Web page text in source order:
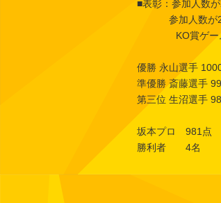
■表彰：参加人数
参加人数が26
KO賞ゲーム
優勝 永山選手
準優勝 斎藤選手
第三位 生沼選手
坂本プロ 981点
勝利者 4名